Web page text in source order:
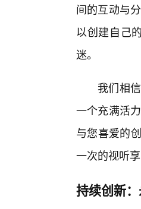
间的互动与
以创建自己
迷。
我们相
一个充满活
与您喜爱的
一次的视听
持续创新